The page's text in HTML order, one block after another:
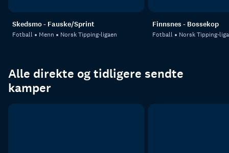
Skedsmo - Fauske/Sprint
Fotball Menn Norsk Tipping-ligaen
Finnsnes - Bossekop
Fotball Norsk Tipping-
Alle direkte og tidligere sendte
kamper